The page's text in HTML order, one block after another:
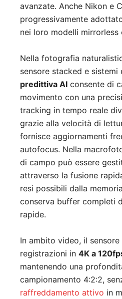
avanzate. Anche Nikon e
progressivamente
nei loro modelli mirrorless
Nella fotografia
sensore stacked e sistemi
predittiva AI consente di
movimento con una
tracking in tempo reale
grazie alla velocità di
fornisce aggiornamenti
autofocus. Nella
di campo può essere
attraverso la fusione
resi possibili dalla
conserva buffer completi
rapide.
In ambito video, il
registrazioni in 4K a
mantenendo una
campionamento 4:2:2,
raffreddamento attivo in